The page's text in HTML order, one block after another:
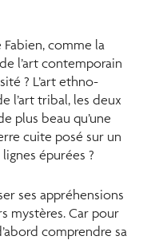
comme la
l’art contemporain
? L’art ethno-
l’art tribal, les deux
plus beau qu’une
cuite posé sur un
épurées ?
ses appréhensions
mystères. Car pour
comprendre sa